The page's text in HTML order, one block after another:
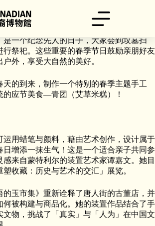
，这一天白昼与黑夜的长短相等。春分过
是一个纪念先人的日子，大家会到坟墓扫
行祭祀。这些重要的春季节日鼓励亲朋好友
外，享受大自然的美好。
天的到来，制作一个特别的春季主题手工
的应节美食—青团（艾草米糕）！
运用蜡笔与颜料，藉由艺术创作，设计属于
日增添一抹生气！这是一个适合亲子共同参
来自蒙特利尔的装置艺术家谭嘉文。她目
收藏：历史与艺术的交汇」展览。
的玉市集》重新诠释了唐人街的古董店，并
何被构建与商品化。她的装置作品结合了手
文物，挑战了「真实」与「人为」在中国文